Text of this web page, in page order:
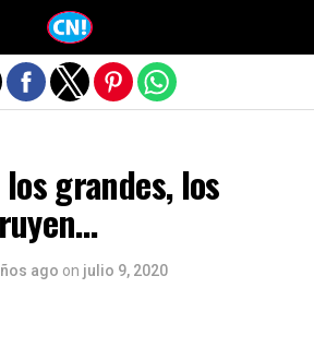
grandes, los
ago on julio 9, 2020
de la versión móvil